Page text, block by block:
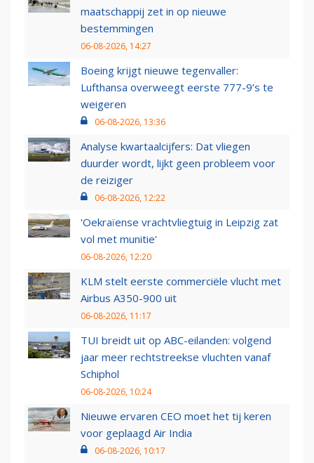
maatschappij zet in op nieuwe
bestemmingen
06-08-2026, 14:27
Boeing krijgt nieuwe tegenvaller:
Lufthansa overweegt eerste 777-9’s te
weigeren
06-08-2026, 13:36
Analyse kwartaalcijfers: Dat vliegen
duurder wordt, lijkt geen probleem voor
de reiziger
06-08-2026, 12:22
'Oekraïense vrachtvliegtuig in Leipzig zat
vol met munitie'
06-08-2026, 12:20
KLM stelt eerste commerciële vlucht met
Airbus A350-900 uit
06-08-2026, 11:17
TUI breidt uit op ABC-eilanden: volgend
jaar meer rechtstreekse vluchten vanaf
Schiphol
06-08-2026, 10:24
Nieuwe ervaren CEO moet het tij keren
voor geplaagd Air India
06-08-2026, 10:17